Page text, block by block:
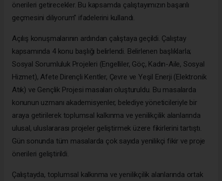
önerileri getirecekler. Bu kapsamda çalıştayımızın başarılı
geçmesini diliyorum” ifadelerini kullandı.
Açılış konuşmalarının ardından çalıştaya geçildi. Çalıştay
kapsamında 4 konu başlığı belirlendi. Belirlenen başlıklarla;
Sosyal Sorumluluk Projeleri (Engelliler, Göç, Kadın-Aile, Sosyal
Hizmet), Afete Dirençli Kentler, Çevre ve Yeşil Enerji (Elektronik
Atık) ve Gençlik Projesi masaları oluşturuldu. Bu masalarda
konunun uzmanı akademisyenler, belediye yöneticileriyle bir
araya getirilerek toplumsal kalkınma ve yenilikçilik alanlarında
ulusal, uluslararası projeler geliştirmek üzere fikirlerini tartıştı.
Gün sonunda tüm masalarda çok sayıda yenilikçi fikir ve proje
önerileri geliştirildi.
Çalıştayda, toplumsal kalkınma ve yenilikçilik alanlarında ortak